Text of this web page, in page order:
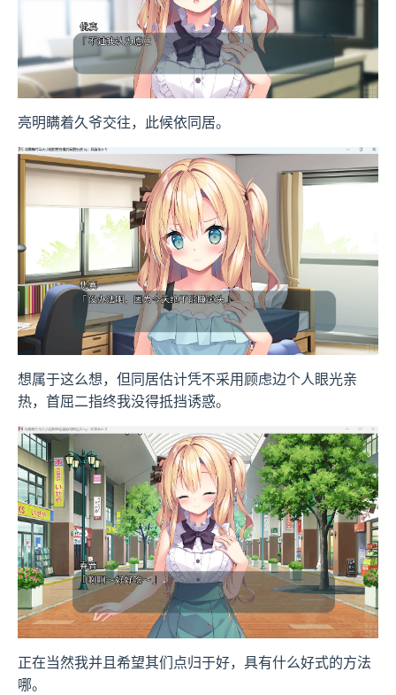
亮明瞒着久爷交往，此候依同居。
想属于这么想，但同居估计凭不采用顾虑边个人眼光亲
热，首屈二指终我没得抵挡诱惑。
正在当然我并且希望其们点归于好，具有什么好式的方法
哪。